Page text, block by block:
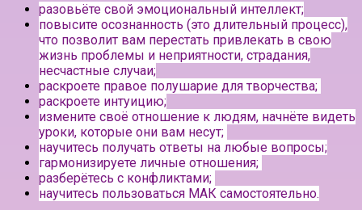
разовьёте свой эмоциональный интеллект;
повысите осознанность (это длительный процесс),
что позволит вам перестать привлекать в свою
жизнь проблемы и неприятности, страдания,
несчастные случаи;
раскроете правое полушарие для творчества;
раскроете интуицию;
измените своё отношение к людям, начнёте видеть
уроки, которые они вам несут;
научитесь получать ответы на любые вопросы;
гармонизируете личные отношения;
разберётесь с конфликтами;
научитесь пользоваться МАК самостоятельно.